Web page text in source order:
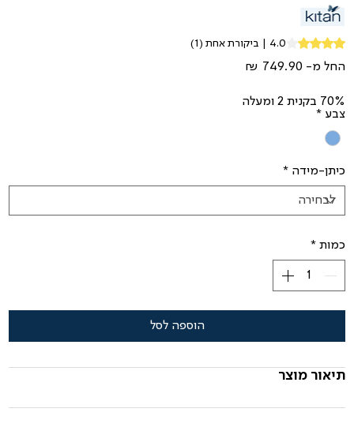
Rating is 4.0 out of five stars based on 1 review
4.0 | ביקורת אחת (1)
החל מ-
70% בקנית 2 ומעלה
צבע *
כיתן-מידה *
כמות *
הוספה לסל
תיאור מוצר